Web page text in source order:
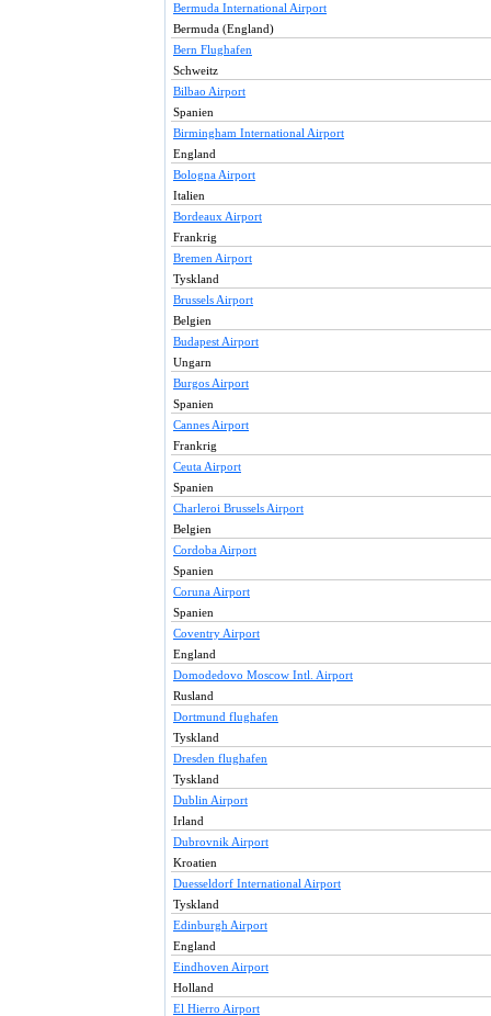
Bermuda International Airport
Bermuda (England)
Bern Flughafen
Schweitz
Bilbao Airport
Spanien
Birmingham International Airport
England
Bologna Airport
Italien
Bordeaux Airport
Frankrig
Bremen Airport
Tyskland
Brussels Airport
Belgien
Budapest Airport
Ungarn
Burgos Airport
Spanien
Cannes Airport
Frankrig
Ceuta Airport
Spanien
Charleroi Brussels Airport
Belgien
Cordoba Airport
Spanien
Coruna Airport
Spanien
Coventry Airport
England
Domodedovo Moscow Intl. Airport
Rusland
Dortmund flughafen
Tyskland
Dresden flughafen
Tyskland
Dublin Airport
Irland
Dubrovnik Airport
Kroatien
Duesseldorf International Airport
Tyskland
Edinburgh Airport
England
Eindhoven Airport
Holland
El Hierro Airport